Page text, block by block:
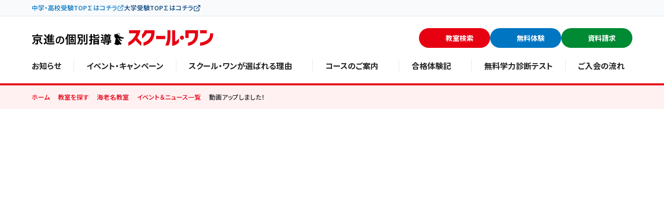
中学・高校受験TOP∑はコチラ 大学受験TOP∑はコチラ
教室検索 無料体験 資料請求
お知らせ イベント・キャンペーン スクール・ワンが選ばれる理由 コースのご案内 合格体験記 無料学力診断テスト ご入会の流れ
ホーム 教室を探す 海老名教室 イベント＆ニュース一覧 動画アップしました！